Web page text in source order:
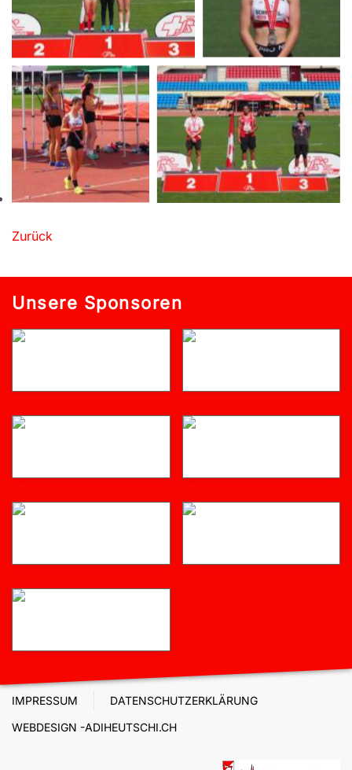
Zurück
Unsere Sponsoren
IMPRESSUM
DATENSCHUTZERKLÄRUNG
WEBDESIGN -ADIHEUTSCHI.CH